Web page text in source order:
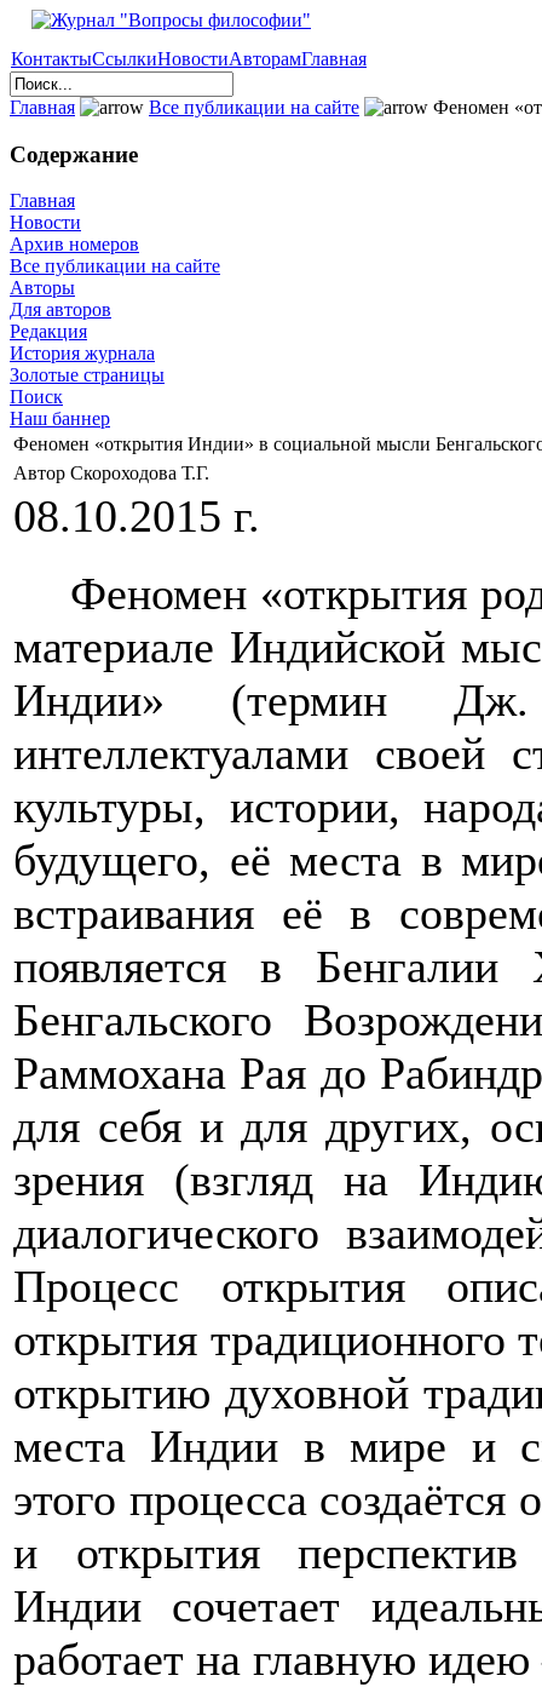
КонтактыСсылкиНовостиАвторамГлавная
Главная Все публикации на сайте Феномен
Содержание
Главная
Новости
Архив номеров
Все публикации на сайте
Авторы
Для авторов
Редакция
История журнала
Золотые страницы
Поиск
Наш баннер
Феномен «открытия Индии» в социальной мысли
Автор Скороходова Т.Г.
08.10.2015 г.
Феномен «открытия
материале Индийской
Индии» (термин
интеллектуалами своей
культуры, истории,
будущего, её места в
встраивания её в
появляется в
Бенгальского
Раммохана Рая до
для себя и для других,
зрения (взгляд на
диалогического
Процесс открытия
открытия традиционного
открытию духовной
места Индии в мире и
этого процесса
и открытия
Индии сочетает
работает на главную